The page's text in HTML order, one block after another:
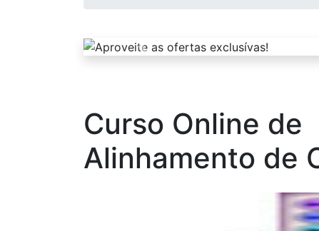
Curso Online de
Alinhamento de